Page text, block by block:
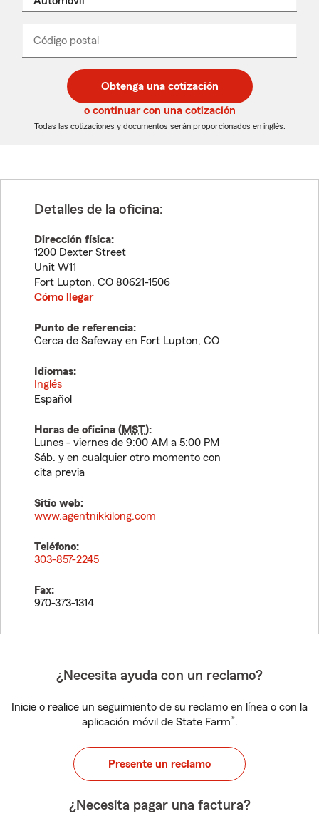
desplegable
Código postal
de
5
dígitos
de
5
dígitos
_____
Obtenga una cotización
o continuar con una cotización
Todas las cotizaciones y documentos serán proporcionados en inglés.
Detalles de la oficina:
Dirección física:
1200 Dexter Street
Unit W11
Fort Lupton, CO 80621-1506
Cómo llegar
Punto de referencia:
Cerca de Safeway en Fort Lupton, CO
Idiomas:
Inglés
Español
Horas de oficina (MST):
Lunes - viernes de 9:00 AM a 5:00 PM
Sáb. y en cualquier otro momento con
cita previa
Sitio web:
www.agentnikkilong.com
Teléfono:
303-857-2245
Fax:
970-373-1314
¿Necesita ayuda con un reclamo?
Inicie o realice un seguimiento de su reclamo en línea o con la
aplicación móvil de State Farm®.
Presente un reclamo
¿Necesita pagar una factura?